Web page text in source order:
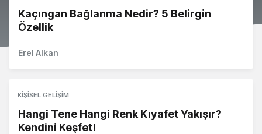
Kaçıngan Bağlanma Nedir? 5 Belirgin
Özellik
Erel Alkan
KIŞISEL GELIŞIM
Hangi Tene Hangi Renk Kıyafet Yakışır?
Kendini Keşfet!